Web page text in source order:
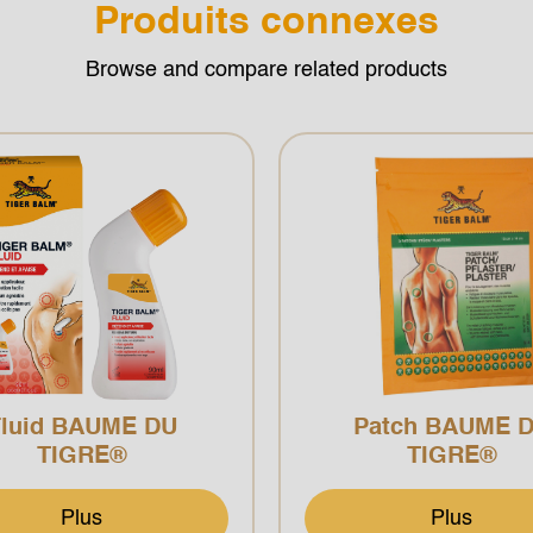
Produits connexes
Browse and compare related products
BAUME DU
TIGRE®
Plus
Patch BAUME
TIGRE®
Plus